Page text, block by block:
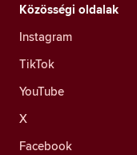
Közösségi oldalak
Instagram
TikTok
YouTube
X
Facebook